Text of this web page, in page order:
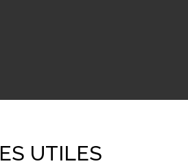
UTILES